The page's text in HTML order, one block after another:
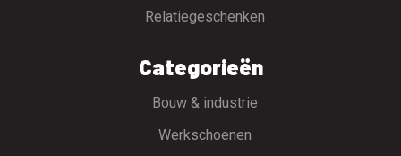
Relatiegeschenken
Categorieën
Bouw & industrie
Werkschoenen